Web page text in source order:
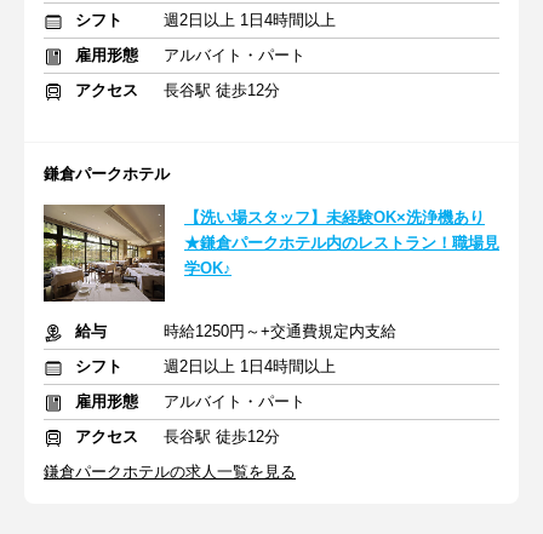
シフト
週2日以上 1日4時間以上
雇用形態
アルバイト・パート
アクセス
長谷駅 徒歩12分
鎌倉パークホテル
【洗い場スタッフ】未経験OK×洗浄機あり
★鎌倉パークホテル内のレストラン！職場見
学OK♪
給与
時給1250円～+交通費規定内支給
シフト
週2日以上 1日4時間以上
雇用形態
アルバイト・パート
アクセス
長谷駅 徒歩12分
鎌倉パークホテルの求人一覧を見る